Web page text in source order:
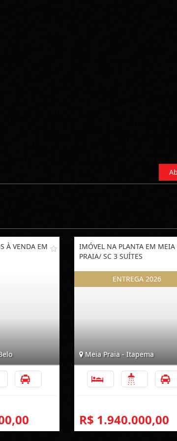
À VENDA EM
IMÓVEL NA PLANTA EM MEIA
PRAIA/ SC 3 SUÍTES
Meia Praia - Itapema
R$ 1.940.000,00